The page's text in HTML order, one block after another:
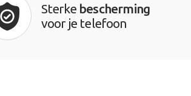
Sterke bescherming
voor je telefoon